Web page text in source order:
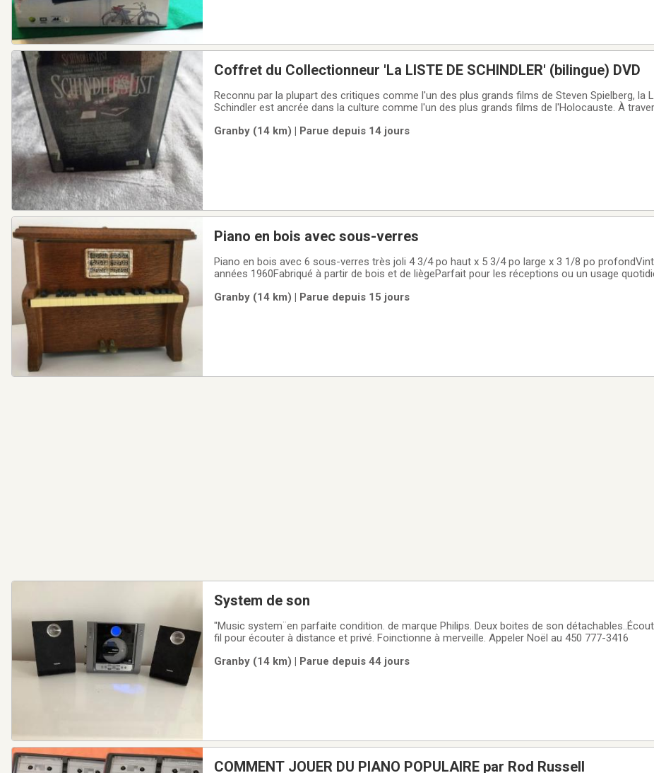
Coffret du Collectionneur 'La LISTE DE SCHINDLER' (bilingue) DVD
Reconnu par la plupart des critiques comme l'un des plus grands films de Steven Spielberg, la
Schindler est ancrée dans la culture comme l'un des plus grands films de l'Holocauste. À
d'humanité, à travers l'un des moments
Granby (14 km) | Parue depuis 14 jours
Piano en bois avec sous-verres
Piano en bois avec 6 sous-verres très joli 4 3/4 po haut x 5 3/4 po large x 3 1/8 po profondVintage des
années 1960Fabriqué à partir de bois et de liègeParfait pour les réceptions ou un usage
protégeant vos surfaces. C'est
Granby (14 km) | Parue depuis 15 jours
System de son
"Music system¨en parfaite condition. de marque Philips. Deux boites de son
fil pour écouter à distance et privé. Foinctionne à merveille. Appeler Noël au 450 777-3416
Granby (14 km) | Parue depuis 44 jours
COMMENT JOUER DU PIANO POPULAIRE par Rod Russell